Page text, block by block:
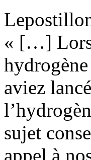
« […] Lors
aviez
sujet
appel à